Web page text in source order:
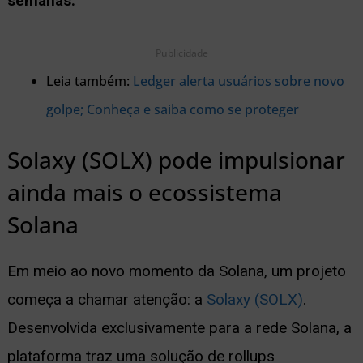
Publicidade
Leia também: Ledger alerta usuários sobre novo
golpe; Conheça e saiba como se proteger
Solaxy (SOLX) pode impulsionar
ainda mais o ecossistema
Solana
Em meio ao novo momento da Solana, um projeto
começa a chamar atenção: a Solaxy (SOLX).
Desenvolvida exclusivamente para a rede Solana, a
plataforma traz uma solução de rollups